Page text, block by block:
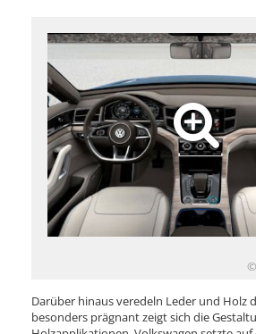
Darüber hinaus veredeln Leder und Holz
besonders prägnant zeigt sich die